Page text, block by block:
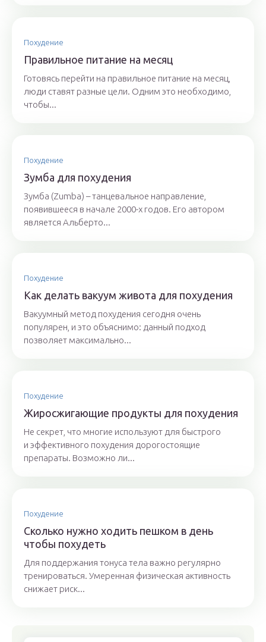
Похудение
Правильное питание на месяц
Готовясь перейти на правильное питание на месяц,
люди ставят разные цели. Одним это необходимо,
чтобы...
Похудение
Зумба для похудения
Зумба (Zumba) – танцевальное направление,
появившееся в начале 2000-х годов. Его автором
является Альберто...
Похудение
Как делать вакуум живота для похудения
Вакуумный метод похудения сегодня очень
популярен, и это объяснимо: данный подход
позволяет максимально...
Похудение
Жиросжигающие продукты для похудения
Не секрет, что многие используют для быстрого
и эффективного похудения дорогостоящие
препараты. Возможно ли...
Похудение
Сколько нужно ходить пешком в день
чтобы похудеть
Для поддержания тонуса тела важно регулярно
тренироваться. Умеренная физическая активность
снижает риск...